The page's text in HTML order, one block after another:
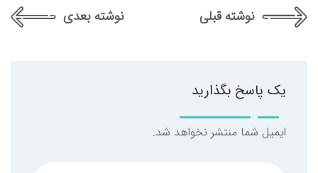
نوشته قبلی نوشته بعدی
یک پاسخ بگذارید
ایمیل شما منتشر نخواهد شد.